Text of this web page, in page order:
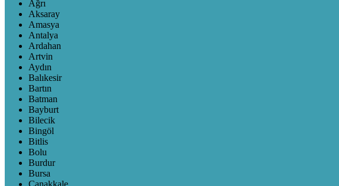
Ağrı
Aksaray
Amasya
Antalya
Ardahan
Artvin
Aydın
Balıkesir
Bartın
Batman
Bayburt
Bilecik
Bingöl
Bitlis
Bolu
Burdur
Bursa
Çanakkale